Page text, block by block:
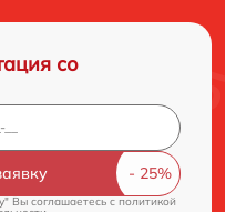
со
Вы соглашаетесь cполитикой